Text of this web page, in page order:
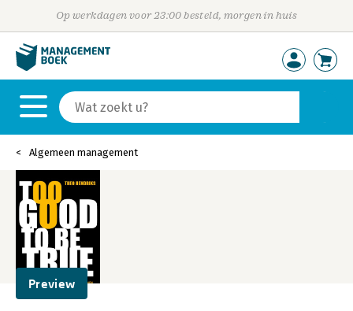
Op werkdagen voor 23:00 besteld, morgen in huis
Algemeen management
Preview